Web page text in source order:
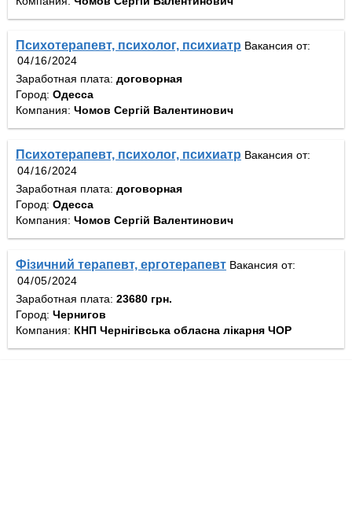
Психотерапевт, психолог, психиатр Вакансия от:
Заработная плата: договорная
Город: Одесса
Компания: Чомов Сергій Валентинович
Психотерапевт, психолог, психиатр Вакансия от:
Заработная плата: договорная
Город: Одесса
Компания: Чомов Сергій Валентинович
Фізичний терапевт, ерготерапевт Вакансия от:
Заработная плата: 23680 грн.
Город: Чернигов
Компания: КНП Чернігівська обласна лікарня ЧОР